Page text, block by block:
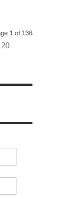
1 of 136
20